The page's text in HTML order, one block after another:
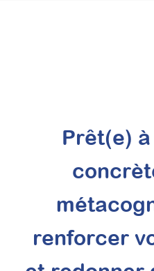
Mettre
diagnostic
Prêt(e)
renforcer